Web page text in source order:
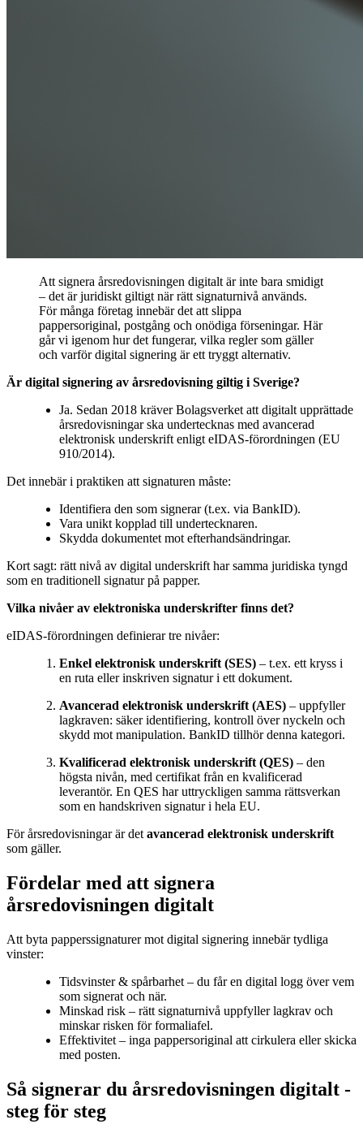
Att signera årsredovisningen digitalt är inte bara smidigt
– det är juridiskt giltigt när rätt signaturnivå används.
För många företag innebär det att slippa
pappersoriginal, postgång och onödiga förseningar. Här
går vi igenom hur det fungerar, vilka regler som gäller
och varför digital signering är ett tryggt alternativ.
Är digital signering av årsredovisning giltig i Sverige?
Ja. Sedan 2018 kräver Bolagsverket att digitalt upprättade
årsredovisningar ska undertecknas med avancerad
elektronisk underskrift enligt eIDAS-förordningen (EU
910/2014).
Det innebär i praktiken att signaturen måste:
Identifiera den som signerar (t.ex. via BankID).
Vara unikt kopplad till undertecknaren.
Skydda dokumentet mot efterhandsändringar.
Kort sagt: rätt nivå av digital underskrift har samma juridiska tyngd
som en traditionell signatur på papper.
Vilka nivåer av elektroniska underskrifter finns det?
eIDAS-förordningen definierar tre nivåer:
Enkel elektronisk underskrift (SES) – t.ex. ett kryss i
en ruta eller inskriven signatur i ett dokument.
Avancerad elektronisk underskrift (AES) – uppfyller
lagkraven: säker identifiering, kontroll över nyckeln och
skydd mot manipulation. BankID tillhör denna kategori.
Kvalificerad elektronisk underskrift (QES) – den
högsta nivån, med certifikat från en kvalificerad
leverantör. En QES har uttryckligen samma rättsverkan
som en handskriven signatur i hela EU.
För årsredovisningar är det avancerad elektronisk underskrift
som gäller.
Fördelar med att signera
årsredovisningen digitalt
Att byta papperssignaturer mot digital signering innebär tydliga
vinster:
Tidsvinster & spårbarhet – du får en digital logg över vem
som signerat och när.
Minskad risk – rätt signaturnivå uppfyller lagkrav och
minskar risken för formaliafel.
Effektivitet – inga pappersoriginal att cirkulera eller skicka
med posten.
Så signerar du årsredovisningen digitalt -
steg för steg